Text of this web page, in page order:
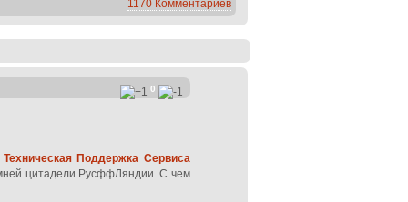
1170 Комментариев
0
Техническая Поддержка Сервиса
цитадели РусффЛяндии. С чем